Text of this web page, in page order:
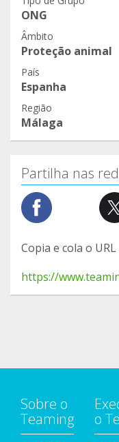
ONG
Âmbito
Proteção animal
País
Espanha
Região
Málaga
Partilha nas
Copia e cola o URL
https://
Sobre o
Teaming
o